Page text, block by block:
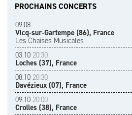
PROCHAINS CONCERTS
09.08
Vicq-sur-Gartempe (86), France
Les Chaises Musicales
03.10 20:30
Loches (37), France
08.10 20:30
Davézieux (07), France
09.10 20:00
Crolles (38), France